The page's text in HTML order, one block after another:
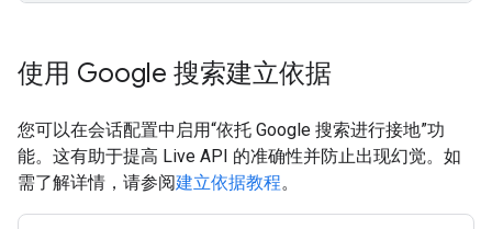
使用 Google 搜索建立依据
您可以在会话配置中启用“依托 Google 搜索进行接地”功
能。这有助于提高 Live API 的准确性并防止出现幻觉。如
需了解详情，请参阅建立依据教程。